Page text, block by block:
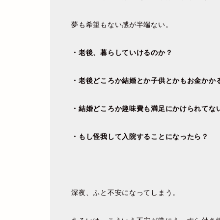
夢も希望もない感が半端ない。
・老後、暮らしていけるのか？
・老後どころか結婚とか子供とかもお金かか
・結婚どころか趣味費も満足にかけられてな
・もし怪我して入院することになったら？
深夜、ふと不安になってしまう。